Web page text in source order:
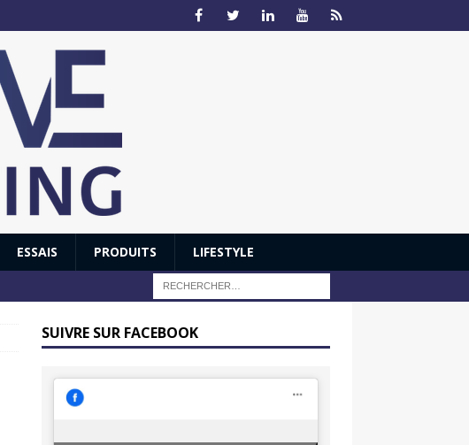
ESSAIS PRODUITS LIFESTYLE
SUIVRE SUR FACEBOOK